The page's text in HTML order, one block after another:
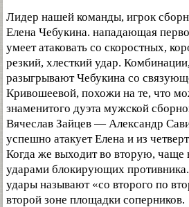
Лидер нашей команды, игрок
Елена Чебукина. нападающая
умеет атаковать со скоростных,
резкий, хлесткий удар.
разыгрывают Чебукина со
Кривошеевой, похожи на те, что
знаменитого дуэта мужской
Вячеслав Зайцев — Александр
успешно атакует Елена и из
Когда же выходит во вторую, чаще
ударами блокирующих
удары называют «со второго по
второй зоне площадки соперников.